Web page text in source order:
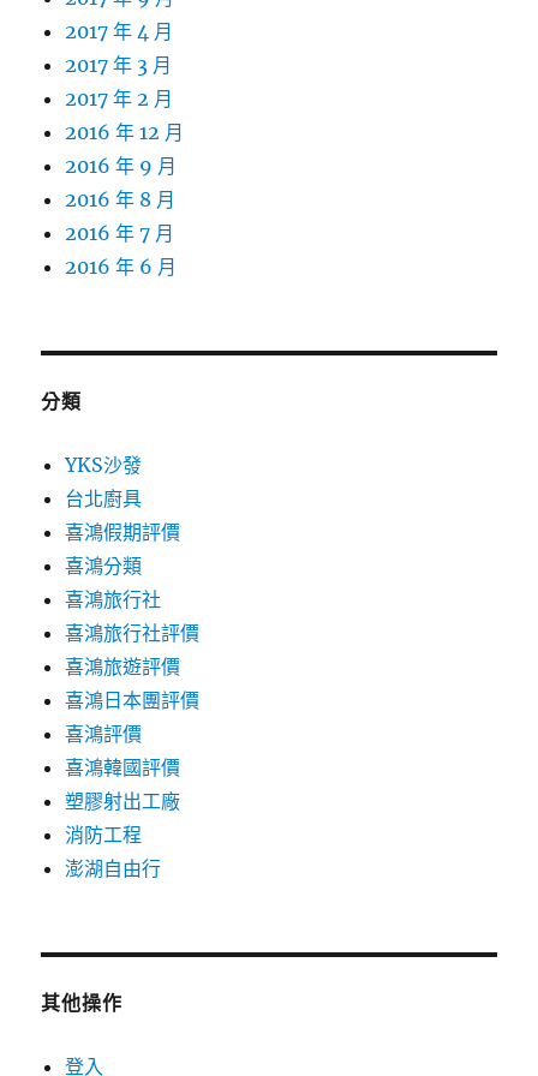
2017 年 4 月
2017 年 3 月
2017 年 2 月
2016 年 12 月
2016 年 9 月
2016 年 8 月
2016 年 7 月
2016 年 6 月
分類
YKS沙發
台北廚具
喜鴻假期評價
喜鴻分類
喜鴻旅行社
喜鴻旅行社評價
喜鴻旅遊評價
喜鴻日本團評價
喜鴻評價
喜鴻韓國評價
塑膠射出工廠
消防工程
澎湖自由行
其他操作
登入